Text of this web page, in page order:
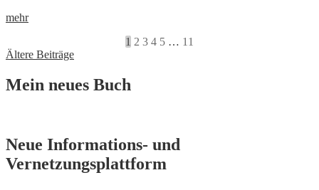
mehr
1 2 3 4 5 … 11
Beitragsnavigation
Ältere Beiträge
Mein neues Buch
Neue Informations- und
Vernetzungsplattform